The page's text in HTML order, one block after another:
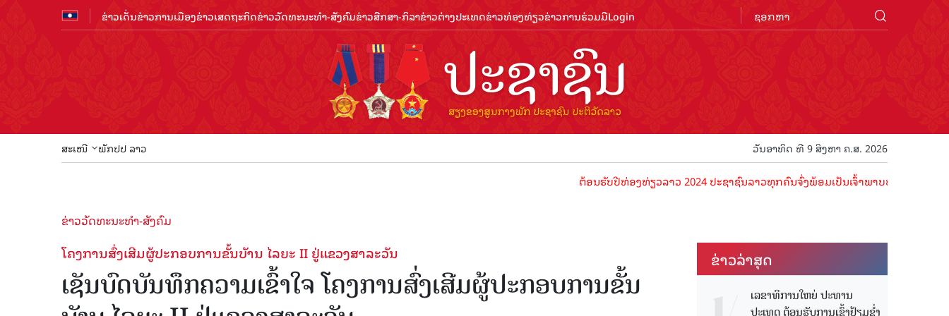
ຂ່າວເດັ່ນຂ່າວການເມືອງຂ່າວເສດຖະກິດຂ່າວວັດທະນະທຳ-ສັງຄົມຂ່າວສືກສາ-ກິລາຂ່າວຕ່າງປະເທດຂ່າວທ່ອງທ່ຽວຂ່າວການຮ່ວມມືLogin
ສະເໜີ ພັກປປ ລາວ ວັນອາທິດ ທີ 9 ສິງຫາ ຄ.ສ. 2026
ຕ້ອນຮັບປີທ່ອງທ່ຽວລາວ 2024 ປະຊາຊົນລາວທຸກຄົນຈົ່ງພ້ອມເປັນເຈົ້າພາບທີ່ດີ ຕ້ອນຮັບນັກທ່ອງ
ຂ່າວວັດທະນະທຳ-ສັງຄົມ
ໂຄງການສົ່ງເສີມຜູ້ປະກອບການຂັ້ນບັານ ໄລຍະ II ຢູ່ແຂວງສາລະວັນ
ເຊັນບົດບັນທຶກຄວາມເຂົ້າໃຈ ໂຄງການສົ່ງເສີມຜູ້ປະກອບການຂັ້ນ
ຂ່າວ​ລ່າ​ສຸດ
ເລຂາທິການໃຫຍ່ ປະທານ
ປະເທດ ຕ້ອນຮັບການເຂົ້າຢ້ຽມຂໍ່າ